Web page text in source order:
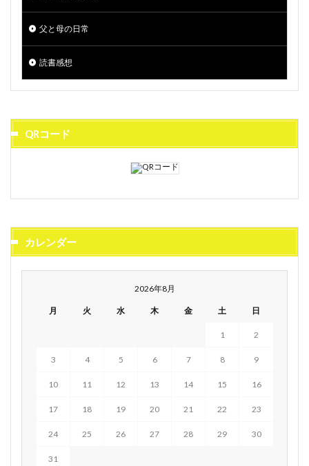
父と母の日常
読書感想
QRコード
カレンダー
2026年8月
月 火 水 木 金 土 日
1 2
3 4 5 6 7 8 9
10 11 12 13 14 15 16
17 18 19 20 21 22 23
24 25 26 27 28 29 30
31